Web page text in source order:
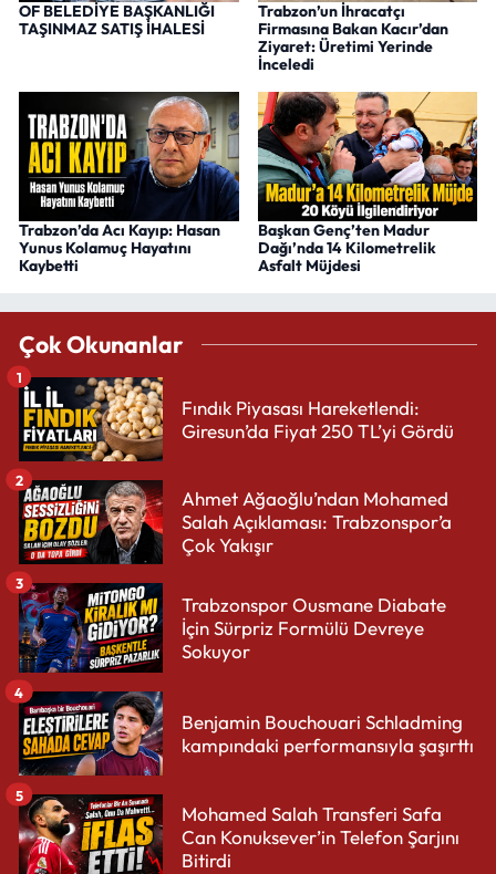
OF BELEDİYE BAŞKANLIĞI
TAŞINMAZ SATIŞ İHALESİ
Trabzon’un İhracatçı
Firmasına Bakan Kacır’dan
Ziyaret: Üretimi Yerinde
İnceledi
Trabzon’da Acı Kayıp: Hasan
Yunus Kolamuç Hayatını
Kaybetti
Başkan Genç’ten Madur
Dağı’nda 14 Kilometrelik
Asfalt Müjdesi
Çok Okunanlar
Fındık Piyasası Hareketlendi:
Giresun’da Fiyat 250 TL’yi Gördü
1
Ahmet Ağaoğlu’ndan Mohamed
Salah Açıklaması: Trabzonspor’a
Çok Yakışır
2
Trabzonspor Ousmane Diabate
İçin Sürpriz Formülü Devreye
Sokuyor
3
Benjamin Bouchouari Schladming
kampındaki performansıyla şaşırttı
4
Mohamed Salah Transferi Safa
Can Konuksever’in Telefon Şarjını
Bitirdi
5